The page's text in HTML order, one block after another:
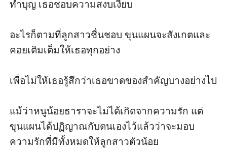
ทำบุญ เธอชอบความสงบเงียบ
อะไรก็ตามที่ลูกสาวชื่นชอบ ขุนแผนจะสังเกตและ
คอยเติมเต็มให้เธอทุกอย่าง
เพื่อไม่ให้เธอรู้สึกว่าเธอขาดของสำคัญบางอย่างไป
แม้ว่าหนูน้อยธาราจะไม่ได้เกิดจากความรัก แต่
ขุนแผนได้ปฏิญาณกับตนเองไว้แล้วว่าจะมอบ
ความรักที่มีทั้งหมดให้ลูกสาวตัวน้อย